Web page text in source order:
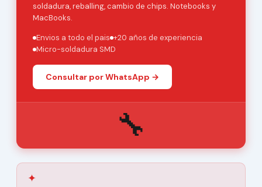
soldadura, reballing, cambio de chips. Notebooks y
MacBooks.
Envios a todo el pais +20 años de experiencia
Micro-soldadura SMD
Consultar por WhatsApp →
🔧
✦